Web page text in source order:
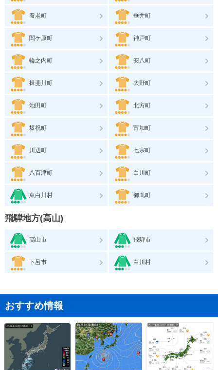
養老町 垂井町
関ケ原町 神戸町
輪之内町 安八町
揖斐川町 大野町
池田町 北方町
坂祝町 富加町
川辺町 七宗町
八百津町 白川町
東白川村 御嵩町
飛騨地方(高山)
高山市 飛騨市
下呂市 白川村
おすすめ情報